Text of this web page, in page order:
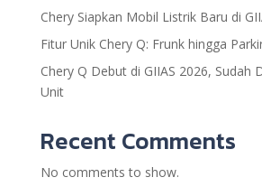
Chery Siapkan Mobil Listrik Baru di
Fitur Unik Chery Q: Frunk hingga
Chery Q Debut di GIIAS 2026, Sudah
Unit
Recent Comments
No comments to show.